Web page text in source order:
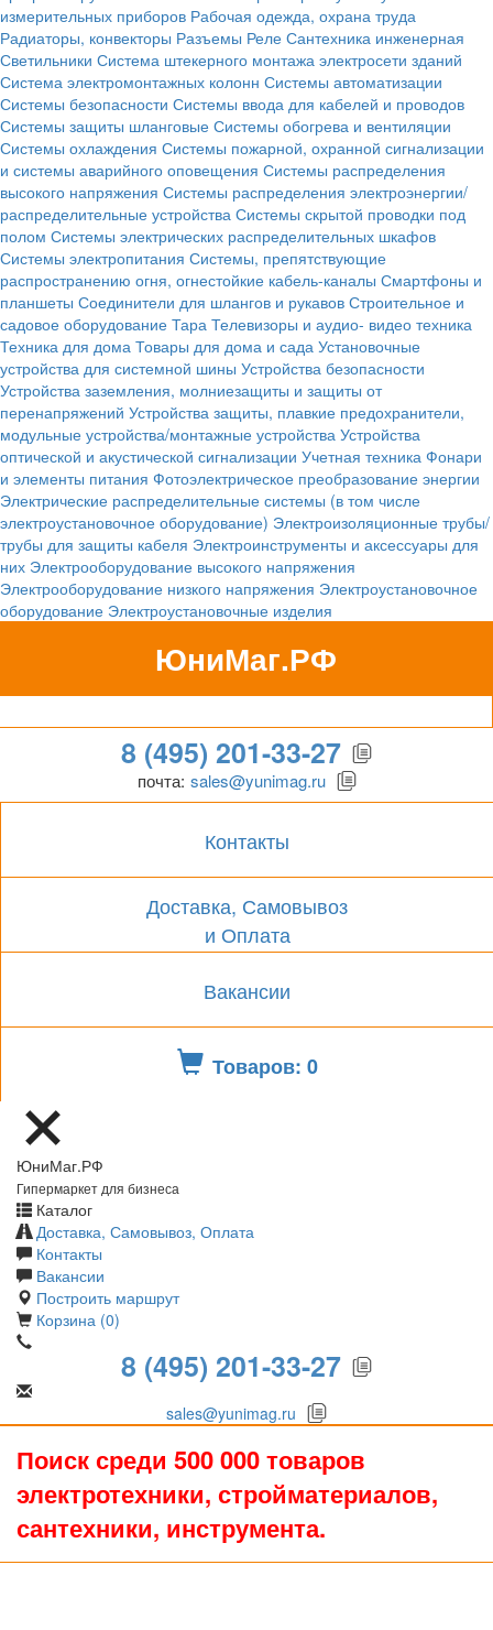
измерительных приборов Рабочая одежда, охрана труда
Радиаторы, конвекторы Разъемы Реле Сантехника инженерная
Светильники Система штекерного монтажа электросети зданий
Система электромонтажных колонн Системы автоматизации
Системы безопасности Системы ввода для кабелей и проводов
Системы защиты шланговые Системы обогрева и вентиляции
Системы охлаждения Системы пожарной, охранной сигнализации
и системы аварийного оповещения Системы распределения
высокого напряжения Системы распределения электроэнергии/
распределительные устройства Системы скрытой проводки под
полом Системы электрических распределительных шкафов
Системы электропитания Системы, препятствующие
распространению огня, огнестойкие кабель-каналы Смартфоны и
планшеты Соединители для шлангов и рукавов Строительное и
садовое оборудование Тара Телевизоры и аудио- видео техника
Техника для дома Товары для дома и сада Установочные
устройства для системной шины Устройства безопасности
Устройства заземления, молниезащиты и защиты от
перенапряжений Устройства защиты, плавкие предохранители,
модульные устройства/монтажные устройства Устройства
оптической и акустической сигнализации Учетная техника Фонари
и элементы питания Фотоэлектрическое преобразование энергии
Электрические распределительные системы (в том числе
электроустановочное оборудование) Электроизоляционные трубы/
трубы для защиты кабеля Электроинструменты и аксессуары для
них Электрооборудование высокого напряжения
Электрооборудование низкого напряжения Электроустановочное
оборудование Электроустановочные изделия
ЮниМаг.РФ
Гипермаркет для бизнеса
8 (495) 201-33-27
почта: sales@yunimag.ru
Контакты
Доставка, Самовывоз
и Оплата
Вакансии
Товаров: 0
ЮниМаг.РФ
Гипермаркет для бизнеса
Каталог
Доставка, Самовывоз, Оплата
Контакты
Вакансии
Построить маршрут
Корзина (0)
8 (495) 201-33-27
sales@yunimag.ru
Поиск среди 500 000 товаров
электротехники, стройматериалов,
сантехники, инструмента.